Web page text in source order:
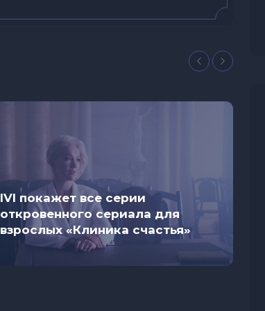
IVI покажет все серии
откровенного сериала для
взрослых «Клиника счастья»